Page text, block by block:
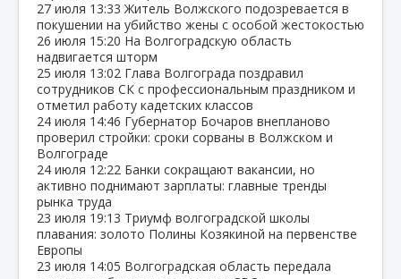
27 июля 13:33 Житель Волжского подозревается в
покушении на убийство жены с особой жестокостью
26 июля 15:20 На Волгоградскую область
надвигается шторм
25 июля 13:02 Глава Волгограда поздравил
сотрудников СК с профессиональным праздником и
отметил работу кадетских классов
24 июля 14:46 Губернатор Бочаров внепланово
проверил стройки: сроки сорваны в Волжском и
Волгограде
24 июля 12:22 Банки сокращают вакансии, но
активно поднимают зарплаты: главные тренды
рынка труда
23 июля 19:13 Триумф волгоградской школы
плавания: золото Полины Козякиной на первенстве
Европы
23 июля 14:05 Волгоградская область передала